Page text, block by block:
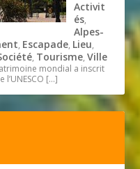
Activit
és,
Alpes-
, Escapade, Lieu,
, Tourisme,Ville
mondial a inscrit
[…]